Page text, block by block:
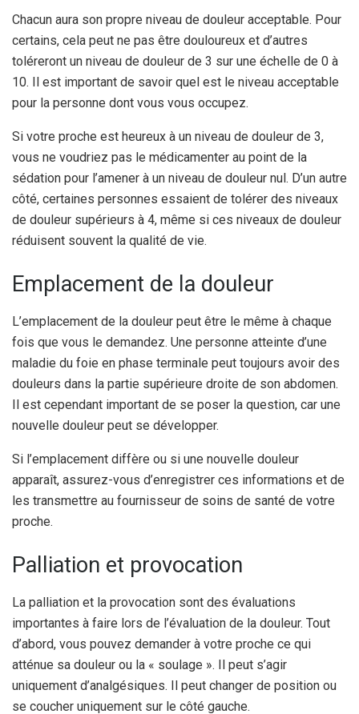
Chacun aura son propre niveau de douleur acceptable. Pour
certains, cela peut ne pas être douloureux et d’autres
toléreront un niveau de douleur de 3 sur une échelle de 0 à
10. Il est important de savoir quel est le niveau acceptable
pour la personne dont vous vous occupez.
Si votre proche est heureux à un niveau de douleur de 3,
vous ne voudriez pas le médicamenter au point de la
sédation pour l’amener à un niveau de douleur nul. D’un autre
côté, certaines personnes essaient de tolérer des niveaux
de douleur supérieurs à 4, même si ces niveaux de douleur
réduisent souvent la qualité de vie.
Emplacement de la douleur
L’emplacement de la douleur peut être le même à chaque
fois que vous le demandez. Une personne atteinte d’une
maladie du foie en phase terminale peut toujours avoir des
douleurs dans la partie supérieure droite de son abdomen.
Il est cependant important de se poser la question, car une
nouvelle douleur peut se développer.
Si l’emplacement diffère ou si une nouvelle douleur
apparaît, assurez-vous d’enregistrer ces informations et de
les transmettre au fournisseur de soins de santé de votre
proche.
Palliation et provocation
La palliation et la provocation sont des évaluations
importantes à faire lors de l’évaluation de la douleur. Tout
d’abord, vous pouvez demander à votre proche ce qui
atténue sa douleur ou la « soulage ». Il peut s’agir
uniquement d’analgésiques. Il peut changer de position ou
se coucher uniquement sur le côté gauche.